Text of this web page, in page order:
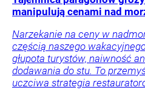
manipulują cenami nad
Narzekanie na ceny w
częścią naszego
głupota turystów, naiwność
dodawania do stu. To
uczciwa strategia